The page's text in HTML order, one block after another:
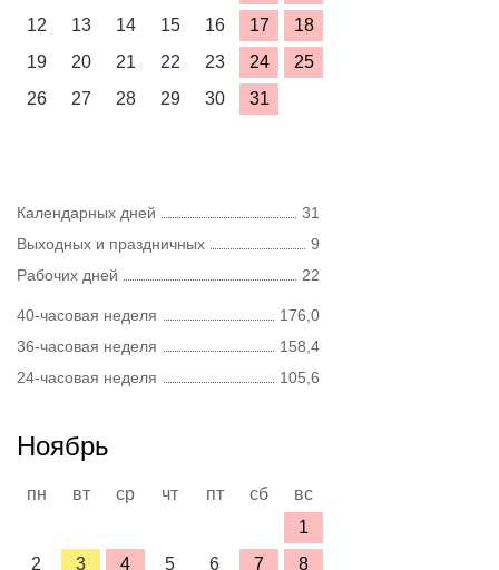
12
13 14 15 16 17
18
19
20 21 22 23 24
25
26
27 28 29 30 31
Календарных дней
31
Выходных и праздничных
9
Рабочих дней
22
40-часовая неделя
176,0
36-часовая неделя
158,4
24-часовая неделя
105,6
Ноябрь
пн вт ср чт пт сб
вс
1
2
3 4 5 6 7 8